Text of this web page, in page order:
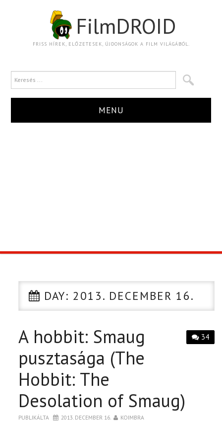
FilmDROID
FRISS HÍREK, ELŐZETESEK, ÚJDONSÁGOK A FILM VILÁGÁBÓL.
MENU
CIKK
PÓLÓ RENDELÉS
DAY: 2013. DECEMBER 16.
34
A hobbit: Smaug
pusztasága (The
Hobbit: The
Desolation of Smaug)
PUBLIKÁLTA 2013. DECEMBER 16. KOIMBRA